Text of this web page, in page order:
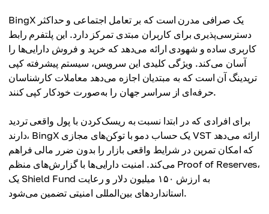
BingX یک صرافی مدرن است که بر تعامل اجتماعی و حداکثر
دسترسی‌پذیری برای کاربران مبتدی تمرکز دارد. این پلتفرم رابط
کاربری ساده و شهودی ارائه می‌دهد که خرید و فروش دارایی‌ها را
آسان می‌کند. ویژگی کلیدی این سرویس، سیستم پیشرفته کپی
تریدینگ آن است که به مبتدیان اجازه می‌دهد معاملات کارشناسان
حرفه‌ای از سراسر جهان را به‌صورت خودکار کپی کنند.
برای افرادی که در ابتدا نسبت به ریسک‌کردن با پول واقعی تردید
دارند، BingX یک حساب دمو با توکن‌های مجازی VST ارائه می‌دهد
که امکان تمرین در شرایط واقعی بازار را بدون ضرر مالی فراهم
می‌کند. امنیت دارایی‌ها با گزارش‌های منظم Proof of Reserves،
یک Shield Fund به ارزش ۱۵۰ میلیون دلار و رعایت
استانداردهای بین‌المللی امنیتی تضمین می‌شود.